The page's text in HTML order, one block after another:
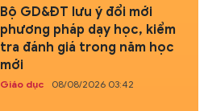
Bộ GD&ĐT lưu ý đổi mới
phương pháp dạy học, kiểm
tra đánh giá trong năm học
mới
Giáo dục 08/08/2026 03:42